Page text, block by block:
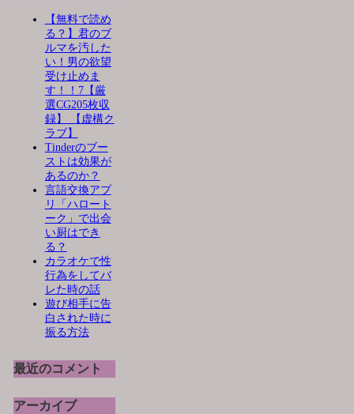
【無料で読め
る？】君のブ
ルマを汚した
い！男の欲望
受け止めま
す！！7【厳
選CG205枚収
録】 【虚構ク
ラブ】
Tinderのブー
ストは効果が
あるのか？
言語交換アプ
リ「ハロート
ーク」で出会
い厨はでき
る？
カラオケで性
行為をしてバ
レた時の話
遊び相手に告
白された時に
振る方法
最近のコメント
アーカイブ